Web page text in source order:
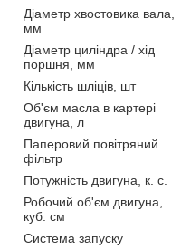
Діаметр хвостовика вала,
мм
Діаметр циліндра / хід
поршня, мм
Кількість шліців, шт
Об'єм масла в картері
двигуна, л
Паперовий повітряний
фільтр
Потужність двигуна, к. с.
Робочий об'єм двигуна,
куб. см
Система запуску